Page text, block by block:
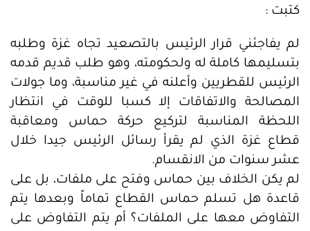
كتبت :
لم يفاجئني قرار الرئيس بالتصعيد تجاه غزة وطلبه
بتسليمها كاملة له ولحكومته، وهو طلب قديم قدمه
الرئيس للقطريين وأعلنه في غير مناسبة، وما جولات
المصالحة والاتفاقات إلا كسبا للوقت في انتظار
اللحظة المناسبة لتركيع حركة حماس ومعاقبة
قطاع غزة الذي لم يقرأ رسائل الرئيس جيدا خلال
عشر سنوات من الانقسام.
لم يكن الخلاف بين حماس وفتح على ملفات، بل على
قاعدة هل تسلم حماس القطاع تماماً وبعدها يتم
التفاوض معها على الملفات؟ أم يتم التفاوض على